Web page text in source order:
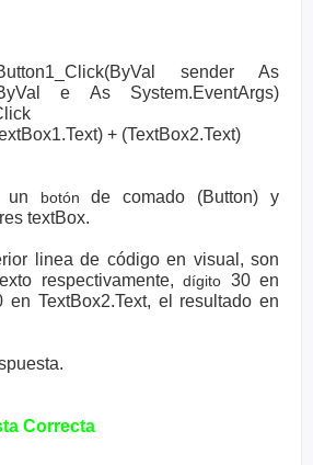
sender As
e As System.EventArgs)
+ (TextBox2.Text)
un botón de comado (Button) y
textBox.
linea de código en visual, son
respectivamente,dígito 30 en
en TextBox2.Text, el resultado en
Correcta